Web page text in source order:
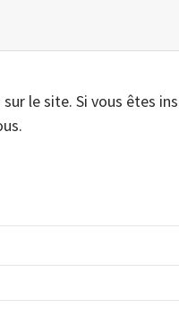
le site. Si vous êtes